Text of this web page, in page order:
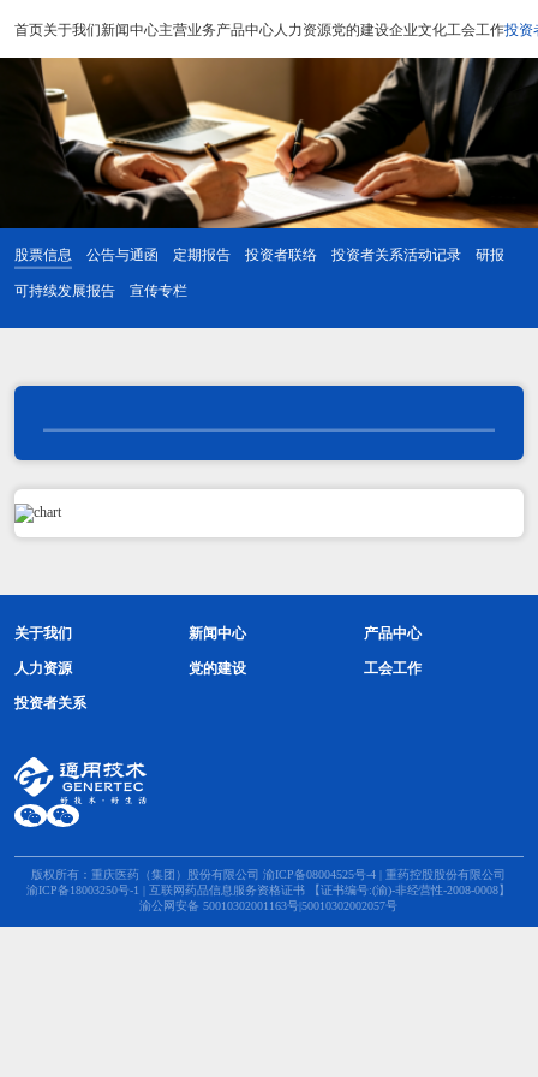
首页关于我们新闻中心主营业务产品中心 人力资源党的建设企业文化工会工作投资
股票信息 公告与通函 定期报告 投资者联络 投资者关系活动记录 研报
可持续发展报告 宣传专栏
关于我们 新闻中心 产品中心
人力资源 党的建设 工会工作
投资者关系
版权所有：重庆医药（集团）股份有限公司渝ICP备08004525号-4 | 重药控股股份有限公司
渝ICP备18003250号-1
| 互联网药品信息服务资格证书 【证书编号:(渝)-非经营性-2008-0008】
渝公网安备 50010302001163号|50010302002057号